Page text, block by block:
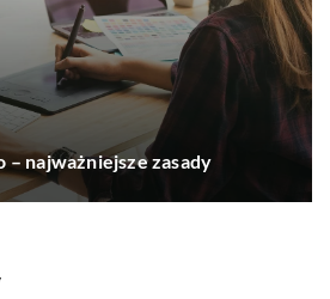
najważniejsze zasady